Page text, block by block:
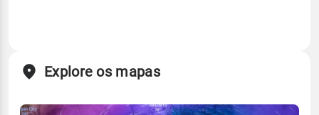
Explore os mapas